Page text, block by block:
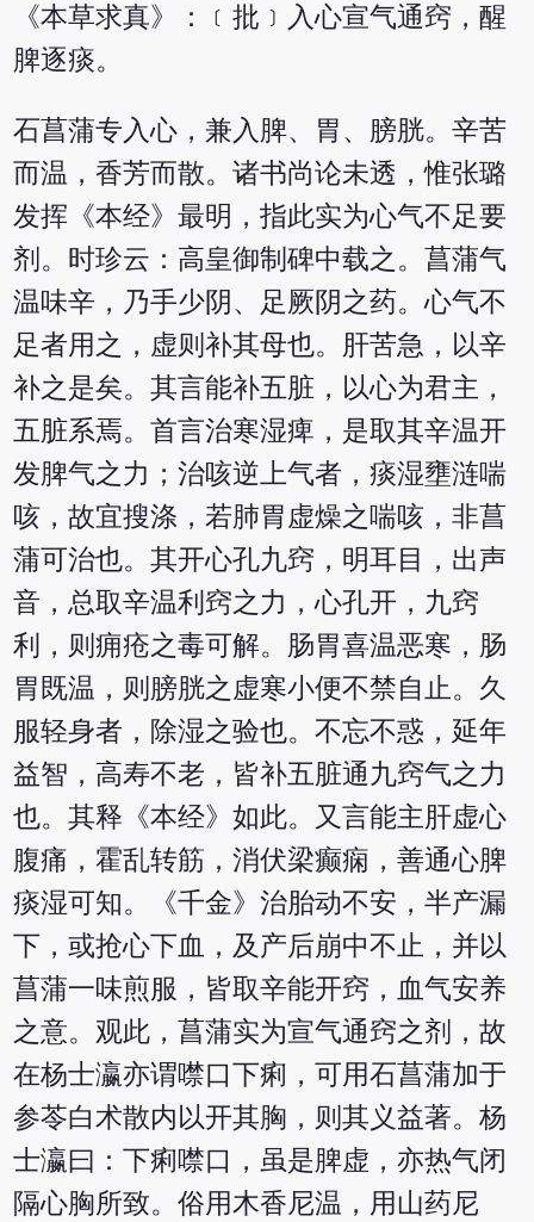
《本草求真》：﹝批﹞入心宣气通窍，醒
脾逐痰。
石菖蒲专入心，兼入脾、胃、膀胱。辛苦
而温，香芳而散。诸书尚论未透，惟张璐
发挥《本经》最明，指此实为心气不足要
剂。时珍云：高皇御制碑中载之。菖蒲气
温味辛，乃手少阴、足厥阴之药。心气不
足者用之，虚则补其母也。肝苦急，以辛
补之是矣。其言能补五脏，以心为君主，
五脏系焉。首言治寒湿痺，是取其辛温开
发脾气之力；治咳逆上气者，痰湿壅涟喘
咳，故宜搜涤，若肺胃虚燥之喘咳，非菖
蒲可治也。其开心孔九窍，明耳目，出声
音，总取辛温利窍之力，心孔开，九窍
利，则痈疮之毒可解。肠胃喜温恶寒，肠
胃既温，则膀胱之虚寒小便不禁自止。久
服轻身者，除湿之验也。不忘不惑，延年
益智，高寿不老，皆补五脏通九窍气之力
也。其释《本经》如此。又言能主肝虚心
腹痛，霍乱转筋，消伏梁癫痫，善通心脾
痰湿可知。《千金》治胎动不安，半产漏
下，或抢心下血，及产后崩中不止，并以
菖蒲一味煎服，皆取辛能开窍，血气安养
之意。观此，菖蒲实为宣气通窍之剂，故
在杨士瀛亦谓噤口下痢，可用石菖蒲加于
参苓白术散内以开其胸，则其义益著。杨
士瀛曰：下痢噤口，虽是脾虚，亦热气闭
隔心胸所致。俗用木香尼温，用山药尼